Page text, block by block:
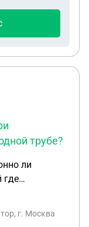
трубе?
ли
где
к
в
г. Москва